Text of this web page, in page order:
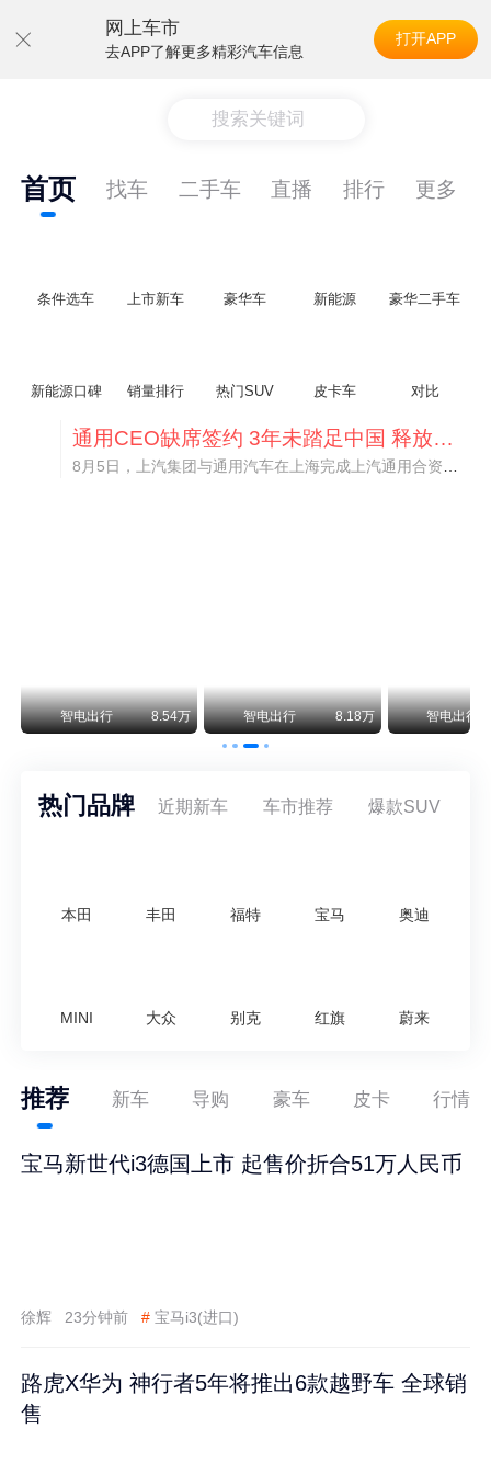
网上车市
去APP了解更多精彩汽车信息
打开APP
搜索关键词
首页 找车 二手车 直播 排行 更多
条件选车 上市新车 豪华车 新能源 豪华二手车
新能源口碑 销量排行 热门SUV 皮卡车 对比
通用CEO缺席签约 3年未踏足中国 释放反常信号
智电出行 8.54万 智电出行 8.18万 智电出行
热门品牌 近期新车 车市推荐 爆款SUV
本田 丰田 福特 宝马 奥迪
MINI 大众 别克 红旗 蔚来
推荐 新车 导购 豪车 皮卡 行情
宝马新世代i3德国上市 起售价折合51万人民币
徐辉 23分钟前 # 宝马i3(进口)
路虎X华为 神行者5年将推出6款越野车 全球销
售